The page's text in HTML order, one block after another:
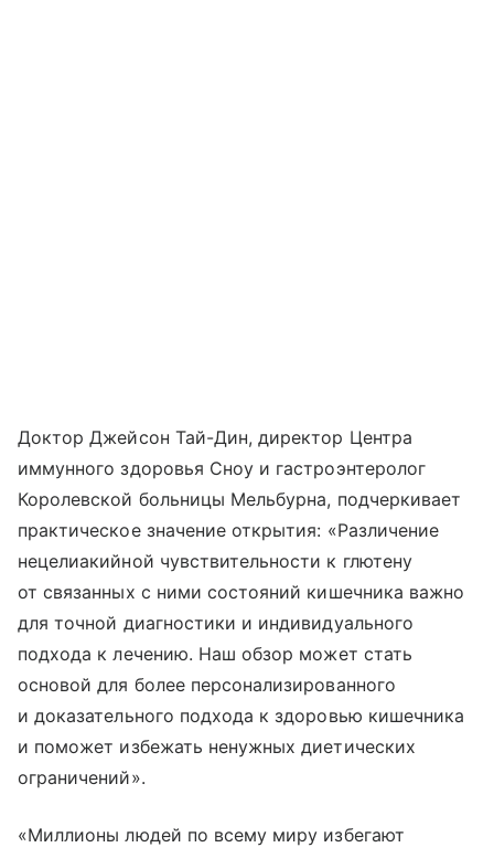
Доктор Джейсон Тай-Дин, директор Центра
иммунного здоровья Сноу и гастроэнтеролог
Королевской больницы Мельбурна, подчеркивает
практическое значение открытия: «Различение
нецелиакийной чувствительности к глютену
от связанных с ними состояний кишечника важно
для точной диагностики и индивидуального
подхода к лечению. Наш обзор может стать
основой для более персонализированного
и доказательного подхода к здоровью кишечника
и поможет избежать ненужных диетических
ограничений».
«Миллионы людей по всему миру избегают